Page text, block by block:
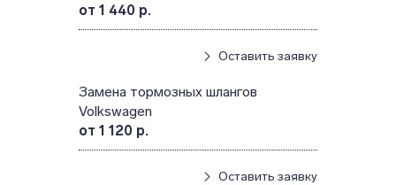
от 1 440 р.
Оставить заявку
Замена тормозных шлангов
Volkswagen
от 1 120 р.
Оставить заявку